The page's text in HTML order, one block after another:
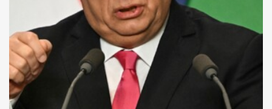
Lemondott pártelnöki
tisztségéről a román
miniszterelnök